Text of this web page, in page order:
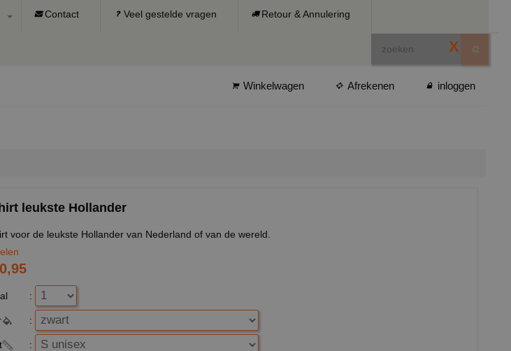
Contact Veel gestelde vragen Retour & Annulering
X
Winkelwagen Afrekenen inloggen
leukste Hollander
voor de leukste Hollander van Nederland of van de wereld.
:
:
: